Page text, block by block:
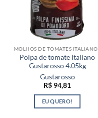
MOLHOS DE TOMATES
Polpa de tomate Italiano
Gustarosso 4.05kg
Gustarosso
R$ 94,81
EU QUERO!